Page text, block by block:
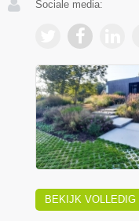
Sociale media:
BEKIJK VOLLEDIG